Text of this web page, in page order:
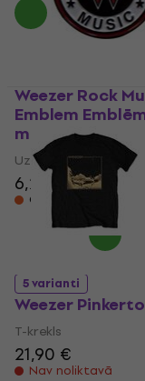
Weezer Rock
Emblem
mm
Uzšuve/nozīmīte
6,29 €
Ceļā
5 varianti
Weezer
T-krekls
21,90 €
Nav noliktavā